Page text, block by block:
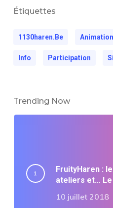
Étiquettes
1130haren.be Animation
Info Participation
Trending Now
FruityHaren :
ateliers et… Le
10 juillet 2018